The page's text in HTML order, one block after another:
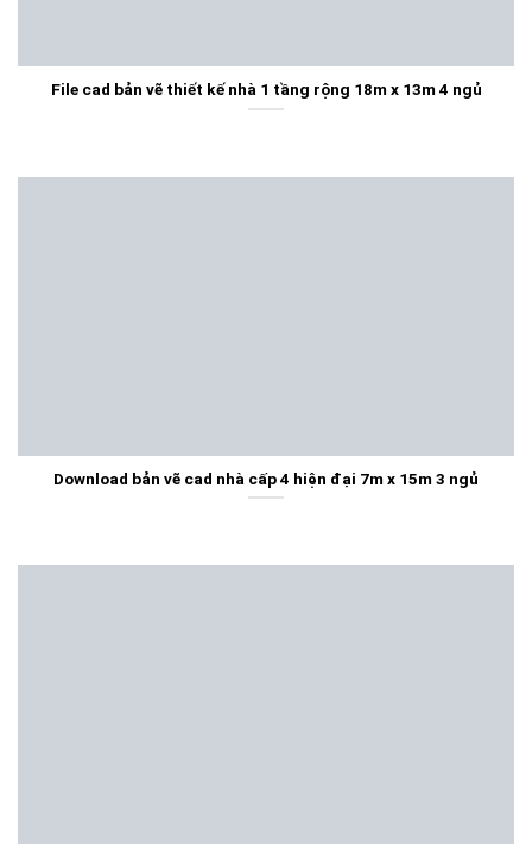
File cad bản vẽ thiết kế nhà 1 tầng rộng 18m x 13m 4 ngủ
Download bản vẽ cad nhà cấp 4 hiện đại 7m x 15m 3 ngủ